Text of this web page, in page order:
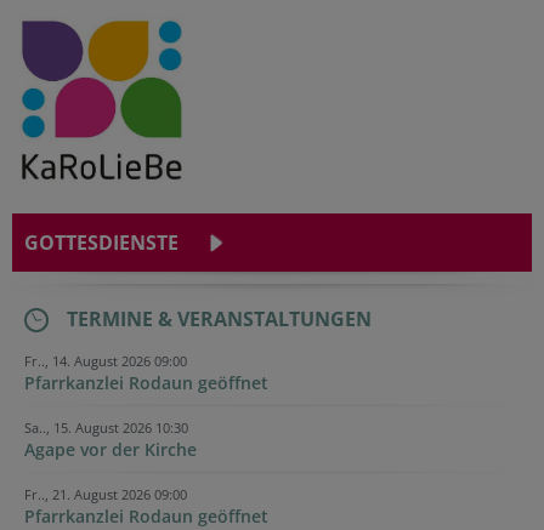
GOTTESDIENSTE
TERMINE & VERANSTALTUNGEN
Fr.., 14. August 2026 09:00
Pfarrkanzlei Rodaun geöffnet
Sa.., 15. August 2026 10:30
Agape vor der Kirche
Fr.., 21. August 2026 09:00
Pfarrkanzlei Rodaun geöffnet